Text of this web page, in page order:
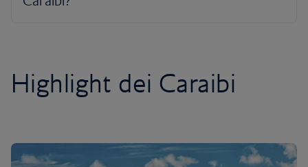
Highlight dei Caraibi